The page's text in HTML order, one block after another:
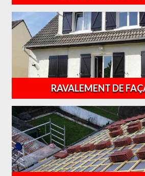
RAVALEMENT DE